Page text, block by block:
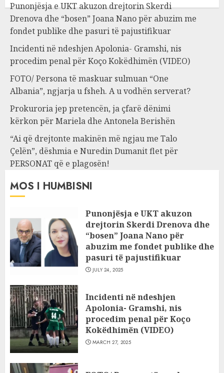
Punonjësja e UKT akuzon drejtorin Skerdi
Drenova dhe “bosen” Joana Nano për abuzim me
fondet publike dhe pasuri të pajustifikuar
Incidenti në ndeshjen Apolonia- Gramshi, nis
procedim penal për Koço Kokëdhimën (VIDEO)
FOTO/ Persona të maskuar sulmuan “One
Albania”, ngjarja u fsheh. A u vodhën serverat?
Prokuroria jep pretencën, ja çfarë dënimi
kërkon për Mariela dhe Antonela Berishën
“Ai që drejtonte makinën më ngjau me Talo
Çelën”, dëshmia e Nuredin Dumanit flet për
PERSONAT që e plagosën!
MOS I HUMBISNI
Punonjësja e UKT akuzon
drejtorin Skerdi Drenova dhe
“bosen” Joana Nano për
abuzim me fondet publike dhe
pasuri të pajustifikuar
JULY 24, 2025
Incidenti në ndeshjen
Apolonia- Gramshi, nis
procedim penal për Koço
Kokëdhimën (VIDEO)
MARCH 27, 2025